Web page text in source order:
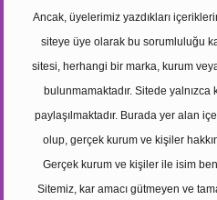
Ancak, üyelerimiz yazdıkları
siteye üye olarak bu sorumluluğu
sitesi, herhangi bir marka, kurum
bulunmamaktadır. Sitede yalnızca
paylaşılmaktadır. Burada yer alan
olup, gerçek kurum ve kişiler
Gerçek kurum ve kişiler ile isim
Sitemiz, kar amacı gütmeyen ve